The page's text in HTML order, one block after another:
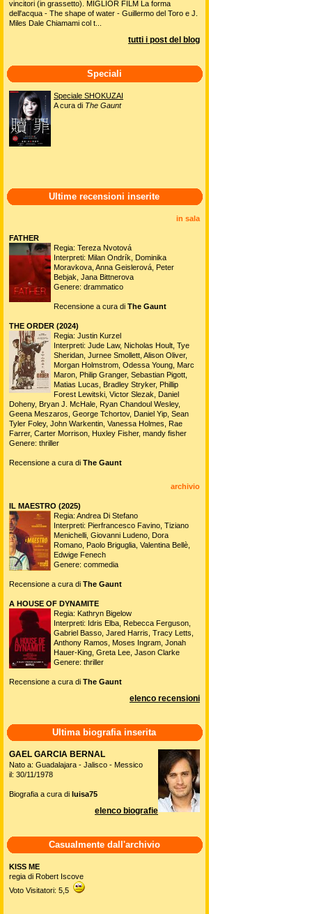
vincitori (in grassetto). MIGLIOR FILM La forma
dell'acqua - The shape of water - Guillermo del Toro e J.
Miles Dale Chiamami col t...
tutti i post del blog
Speciali
Speciale SHOKUZAI
A cura di The Gaunt
Ultime recensioni inserite
in sala
FATHER
Regia: Tereza Nvotová
Interpreti: Milan Ondrík, Dominika
Moravkova, Anna Geislerová, Peter
Bebjak, Jana Bittnerova
Genere: drammatico
Recensione a cura di The Gaunt
THE ORDER (2024)
Regia: Justin Kurzel
Interpreti: Jude Law, Nicholas Hoult, Tye
Sheridan, Jurnee Smollett, Alison Oliver,
Morgan Holmstrom, Odessa Young, Marc
Maron, Philip Granger, Sebastian Pigott,
Matias Lucas, Bradley Stryker, Phillip
Forest Lewitski, Victor Slezak, Daniel
Doheny, Bryan J. McHale, Ryan Chandoul Wesley,
Geena Meszaros, George Tchortov, Daniel Yip, Sean
Tyler Foley, John Warkentin, Vanessa Holmes, Rae
Farrer, Carter Morrison, Huxley Fisher, mandy fisher
Genere: thriller
Recensione a cura di The Gaunt
archivio
IL MAESTRO (2025)
Regia: Andrea Di Stefano
Interpreti: Pierfrancesco Favino, Tiziano
Menichelli, Giovanni Ludeno, Dora
Romano, Paolo Briguglia, Valentina Bellè,
Edwige Fenech
Genere: commedia
Recensione a cura di The Gaunt
A HOUSE OF DYNAMITE
Regia: Kathryn Bigelow
Interpreti: Idris Elba, Rebecca Ferguson,
Gabriel Basso, Jared Harris, Tracy Letts,
Anthony Ramos, Moses Ingram, Jonah
Hauer-King, Greta Lee, Jason Clarke
Genere: thriller
Recensione a cura di The Gaunt
elenco recensioni
Ultima biografia inserita
GAEL GARCIA BERNAL
Nato a: Guadalajara - Jalisco - Messico
il: 30/11/1978
Biografia a cura di luisa75
elenco biografie
Casualmente dall'archivio
KISS ME
regia di Robert Iscove
Voto Visitatori: 5,5